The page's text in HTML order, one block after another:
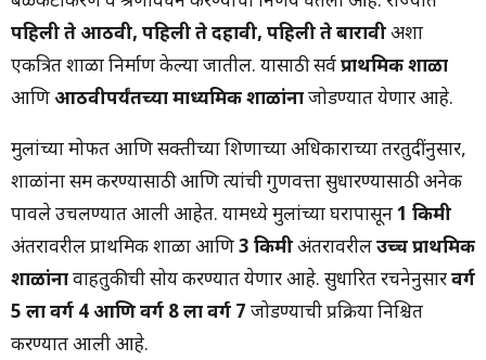
पहिली ते आठवी, पहिली ते दहावी, पहिली ते बारावीअशा
एकत्रित शाळा निर्माण केल्या जातील. यासाठी सर्वप्राथमिक शाळा
आणिआठवीपर्यंतच्या माध्यमिक शाळांनाजोडण्यात येणार आहे.
मुलांच्या मोफत आणि सक्तीच्या शिक्षणाच्या अधिकाराच्या तरतुदींनुसार,
शाळांना सक्षम करण्यासाठी आणि त्यांची गुणवत्ता सुधारण्यासाठी अनेक
पावले उचलण्यात आली आहेत. यामध्ये मुलांच्या घरापासून1 किमी
अंतरावरील प्राथमिक शाळा आणि3 किमीअंतरावरीलउच्च प्राथमिक
शाळांनावाहतुकीची सोय करण्यात येणार आहे. सुधारित रचनेनुसारवर्ग
5 ला वर्ग 4 आणि वर्ग 8 ला वर्ग 7 जोडण्याची प्रक्रिया निश्चित
करण्यात आली आहे.